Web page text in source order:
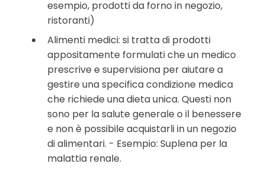
esempio, prodotti da forno in negozio,
ristoranti)
Alimenti medici: si tratta di prodotti
appositamente formulati che un medico
prescrive e supervisiona per aiutare a
gestire una specifica condizione medica
che richiede una dieta unica. Questi non
sono per la salute generale o il benessere
e non è possibile acquistarli in un negozio
di alimentari. - Esempio: Suplena per la
malattia renale.